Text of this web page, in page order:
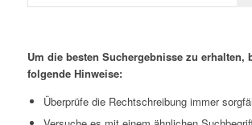
Um die besten Suchergebnisse zu erhalten,
folgende Hinweise:
Überprüfe die Rechtschreibung immer